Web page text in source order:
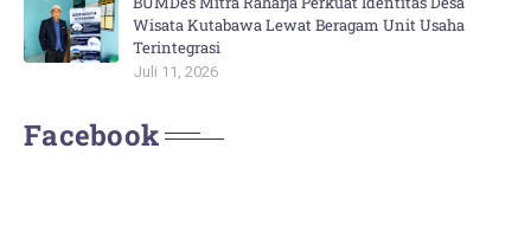
Wisata Kutabawa Lewat Beragam Unit Usaha
Terintegrasi
Juli 11, 2026
Facebook